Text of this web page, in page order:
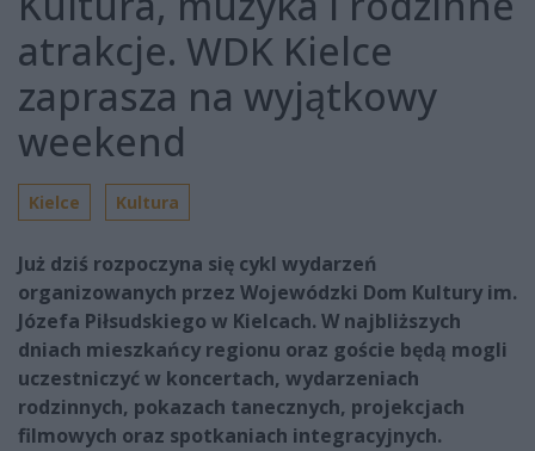
atrakcje. WDK Kielce
zaprasza na wyjątkowy
weekend
Kielce Kultura
Już dziś rozpoczyna się cykl wydarzeń
organizowanych przez Wojewódzki Dom Kultury im.
Józefa Piłsudskiego w Kielcach. W najbliższych
dniach mieszkańcy regionu oraz goście będą mogli
uczestniczyć w koncertach, wydarzeniach
rodzinnych, pokazach tanecznych, projekcjach
filmowych oraz spotkaniach integracyjnych.